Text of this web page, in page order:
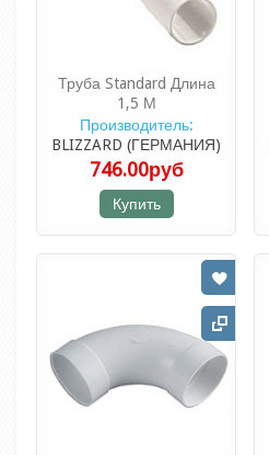
Труба Standard Длина
1,5 М
Производитель:
BLIZZARD (ГЕРМАНИЯ)
746.00руб
Купить